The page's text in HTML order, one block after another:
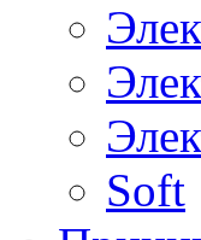
Soft